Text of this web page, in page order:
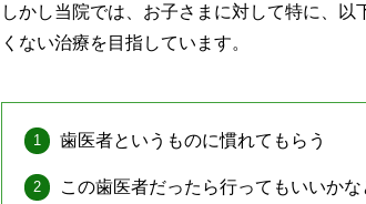
しかし当院では、お子さまに対して特に、
くない治療を目指しています。
歯医者というものに慣れてもらう
この歯医者だったら行ってもいいかな